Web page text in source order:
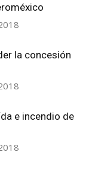
la concesión
e incendio de